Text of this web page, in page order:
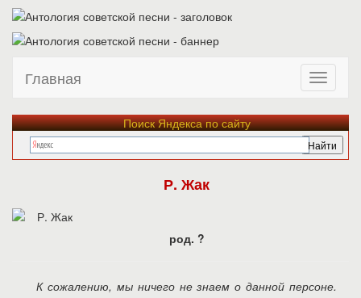
Главная
Поиск Яндекса по сайту
Р. Жак
род. ?
К сожалению, мы ничего не знаем о данной персоне.